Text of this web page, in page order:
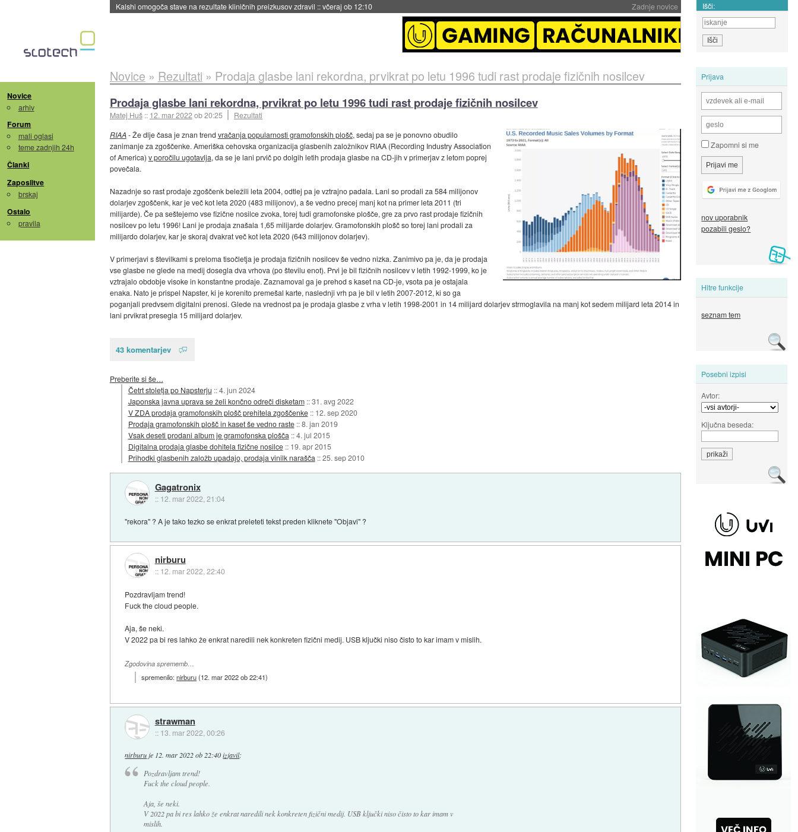
Zadnje novice
Sandisk že prodal več kot polovico SSD-jev za naslednji dve leti::včeraj ob 11:37 Išči:
Novice
arhiv
Forum
mali oglasi
teme zadnjih 24h
Članki
Zaposlitve
brskaj
Ostalo
pravila
Prijava
Zapomni si me
nov uporabnik
pozabili geslo?
Hitre funkcije
seznam tem
Posebni izpisi
Avtor:
Ključna beseda:
Novice » Rezultati » Prodaja glasbe lani rekordna, prvikrat po letu 1996 tudi rast prodaje fizičnih nosilcev
Prodaja glasbe lani rekordna, prvikrat po letu 1996 tudi rast prodaje fizičnih nosilcev
Matej Huš :: 12. mar 2022ob 20:25
Rezultati
RIAA- Že dlje časa je znan trend vračanja popularnosti gramofonskih plošč, sedaj pa se je ponovno obudilo
zanimanje za zgoščenke. Ameriška cehovska organizacija glasbenih založnikov RIAA (Recording Industry Association
of America) v poročilu ugotavlja, da se je lani prvič po dolgih letih prodaja glasbe na CD-jih v primerjav z letom poprej
povečala.
Nazadnje so rast prodaje zgoščenk beležili leta 2004, odtlej pa je vztrajno padala. Lani so prodali za 584 milijonov
dolarjev zgoščenk, kar je več kot leta 2020 (483 milijonov), a še vedno precej manj kot na primer leta 2011 (tri
milijarde). Če pa seštejemo vse fizične nosilce zvoka, torej tudi gramofonske plošče, gre za prvo rast prodaje fizičnih
nosilcev po letu 1996! Lani je prodaja znašala 1,65 milijarde dolarjev. Gramofonskih plošč so torej lani prodali za
milijardo dolarjev, kar je skoraj dvakrat več kot leta 2020 (643 milijonov dolarjev).
V primerjavi s številkami s preloma tisočletja je prodaja fizičnih nosilcev še vedno nizka. Zanimivo pa je, da je prodaja
vse glasbe ne glede na medij dosegla dva vrhova (po številu enot). Prvi je bil fizičnih nosilcev v letih 1992-1999, ko je
vztrajalo obdobje visoke in konstantne prodaje. Zaznamoval ga je prehod s kaset na CD-je, vsota pa je ostajala
enaka. Nato je prispel Napster, ki je korenito premešal karte, naslednji vrh pa je bil v letih 2007-2012, ki so ga
poganjali predvsem digitalni prenosi. Glede na vrednost pa je prodaja glasbe z vrha v letih 1998-2001 in 14 milijard dolarjev strmoglavila na manj kot sedem milijard leta 2014 in
lani prvikrat presegla 15 milijard dolarjev.
43 komentarjev
Preberite si še…
Četrt stoletja po Napsterju ::4. jun 2024
Japonska javna uprava se želi končno odreči disketam ::31. avg 2022
V ZDA prodaja gramofonskih plošč prehitela zgoščenke :: 12. sep 2020
Prodaja gramofonskih plošč in kaset še vedno raste ::8. jan 2019
Vsak deseti prodani album je gramofonska plošča ::4. jul 2015
Digitalna prodaja glasbe dohitela fizične nosilce :: 19. apr 2015
Prihodki glasbenih založb upadajo, prodaja vinilk narašča ::25. sep 2010
Gagatronix
:: 12. mar 2022, 21:04
"rekora" ? A je tako tezko se enkrat preleteti tekst preden kliknete "Objavi" ?
nirburu
:: 12. mar 2022, 22:40
Pozdravljam trend!
Fuck the cloud people.
Aja, še neki.
V 2022 pa bi res lahko že enkrat naredili nek konkreten fizični medij. USB ključki niso čisto to kar imam v mislih.
Zgodovina sprememb…
spremenilo:nirburu(12. mar 2022 ob 22:41)
strawman
:: 13. mar 2022, 00:26
nirburuje 12. mar 2022 ob 22:40 izjavil:
Pozdravljam trend!
Fuck the cloud people.
Aja, še neki.
V 2022 pa bi res lahko že enkrat naredili nek konkreten fizični medij. USB ključki niso čisto to kar imam v
mislih.